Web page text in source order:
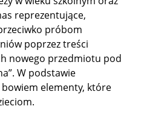
reprezentujące,
próbom
poprzez treści
nowego przedmiotu pod
W podstawie
elementy, które